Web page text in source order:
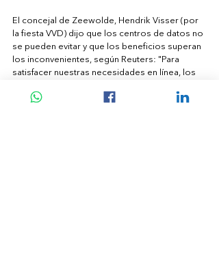
El concejal de Zeewolde, Hendrik Visser (por
la fiesta VVD) dijo que los centros de datos no
se pueden evitar y que los beneficios superan
los inconvenientes, según Reuters: "Para
satisfacer nuestras necesidades en línea, los
necesarios. Tienen que ir a algún lado, y